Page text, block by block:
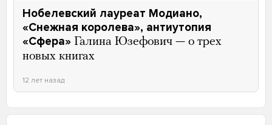
Нобелевский лауреат Модиано,
«Снежная королева», антиутопия
«Сфера» Галина Юзефович — о трех
новых книгах
12 лет назад